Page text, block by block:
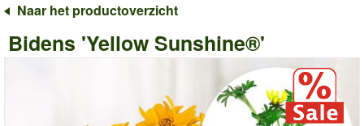
Naar het productoverzicht
Bidens 'Yellow Sunshine®'